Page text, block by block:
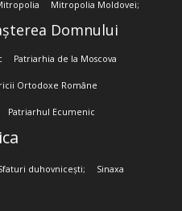
Mitropolia Moldovei;
Domnului
Patriarhia de la Moscova
Ortodoxe Române
Patriarhul Ecumenic
duhovnicești; Sinaxa